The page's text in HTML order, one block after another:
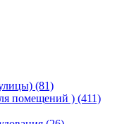
(81)
помещений ) (411)